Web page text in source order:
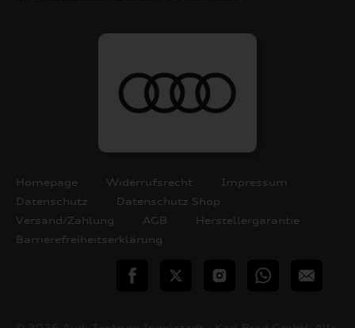
Homepage Widerrufsrecht
Impressum
Datenschutz
Datenschutz Shop
Versand/Zahlung
AGB
Herstellergarantie
Barrierefreiheitserklärung
teilen Twitter InstagramWhatsApp
E-